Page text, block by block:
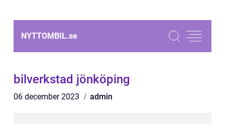
NYTTOMBIL.se
bilverkstad jönköping
06 december 2023 admin